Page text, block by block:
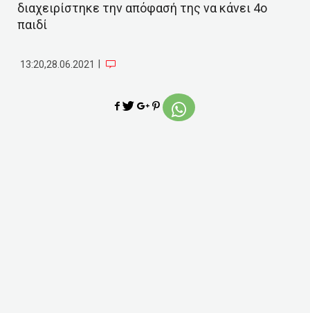
διαχειρίστηκε την απόφασή της να κάνει 4ο
παιδί
13:20,28.06.2021